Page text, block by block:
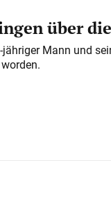
über
Mann und